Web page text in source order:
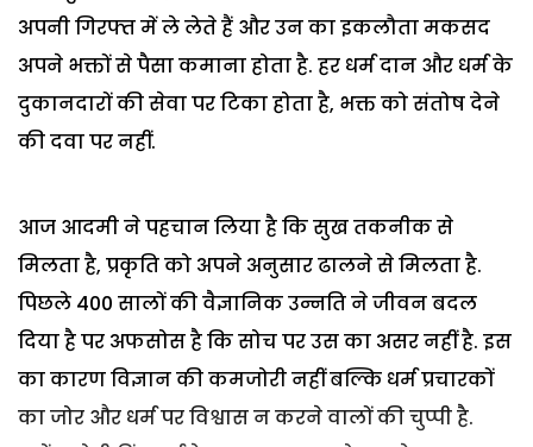
अपनी गिरफ्त में ले लेते हैं और उन का इकलौता मकसद
अपने भक्तों से पैसा कमाना होता है. हर धर्म दान और धर्म के
दुकानदारों की सेवा पर टिका होता है, भक्त को संतोष देने
की दवा पर नहीं.
आज आदमी ने पहचान लिया है कि सुख तकनीक से
मिलता है, प्रकृति को अपने अनुसार ढालने से मिलता है.
पिछले 400 सालों की वैज्ञानिक उन्नति ने जीवन बदल
दिया है पर अफसोस है कि सोच पर उस का असर नहीं है. इस
का कारण विज्ञान की कमजोरी नहीं बल्कि धर्म प्रचारकों
का जोर और धर्म पर विश्वास न करने वालों की चुप्पी है.